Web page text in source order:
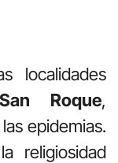
localidades
San Roque,
epidemias.
religiosidad